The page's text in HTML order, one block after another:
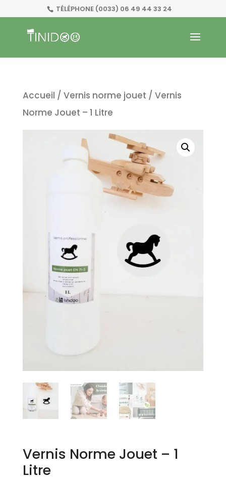
TÉLÉPHONE (0033) 06 49 44 33 24
Accueil / Vernis norme jouet / Vernis
Norme Jouet – 1 Litre
Vernis Norme Jouet – 1
Litre